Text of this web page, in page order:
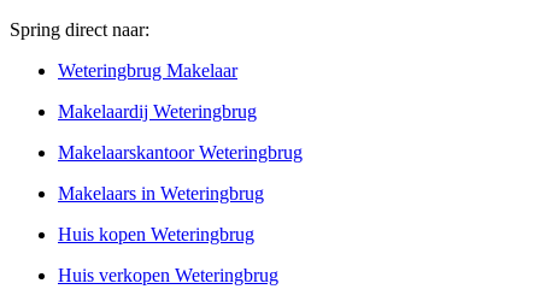
Spring direct naar:
Weteringbrug Makelaar
Makelaardij Weteringbrug
Makelaarskantoor Weteringbrug
Makelaars in Weteringbrug
Huis kopen Weteringbrug
Huis verkopen Weteringbrug